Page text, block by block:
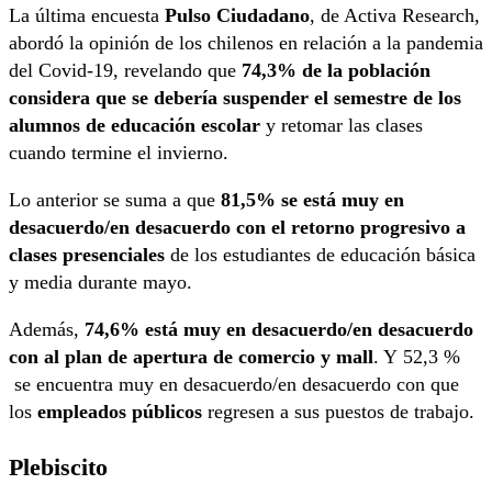
La última encuesta Pulso Ciudadano, de Activa Research,
abordó la opinión de los chilenos en relación a la pandemia
del Covid-19, revelando que 74,3% de la población
considera que se debería suspender el semestre de los
alumnos de educación escolar y retomar las clases
cuando termine el invierno.
Lo anterior se suma a que 81,5% se está muy en
desacuerdo/en desacuerdo con el retorno progresivo a
clases presenciales de los estudiantes de educación básica
y media durante mayo.
Además, 74,6% está muy en desacuerdo/en desacuerdo
con al plan de apertura de comercio y mall. Y 52,3 %
se encuentra muy en desacuerdo/en desacuerdo con que
los empleados públicos regresen a sus puestos de trabajo.
Plebiscito